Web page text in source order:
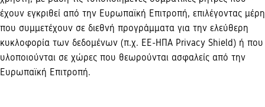
έχουν εγκριθεί από την Ευρωπαϊκή Επιτροπή, επιλέγοντας μέρη
που συμμετέχουν σε διεθνή προγράμματα για την ελεύθερη
κυκλοφορία των δεδομένων (π.χ. ΕΕ-ΗΠΑ Privacy Shield) ή που
υλοποιούνται σε χώρες που θεωρούνται ασφαλείς από την
Ευρωπαϊκή Επιτροπή.